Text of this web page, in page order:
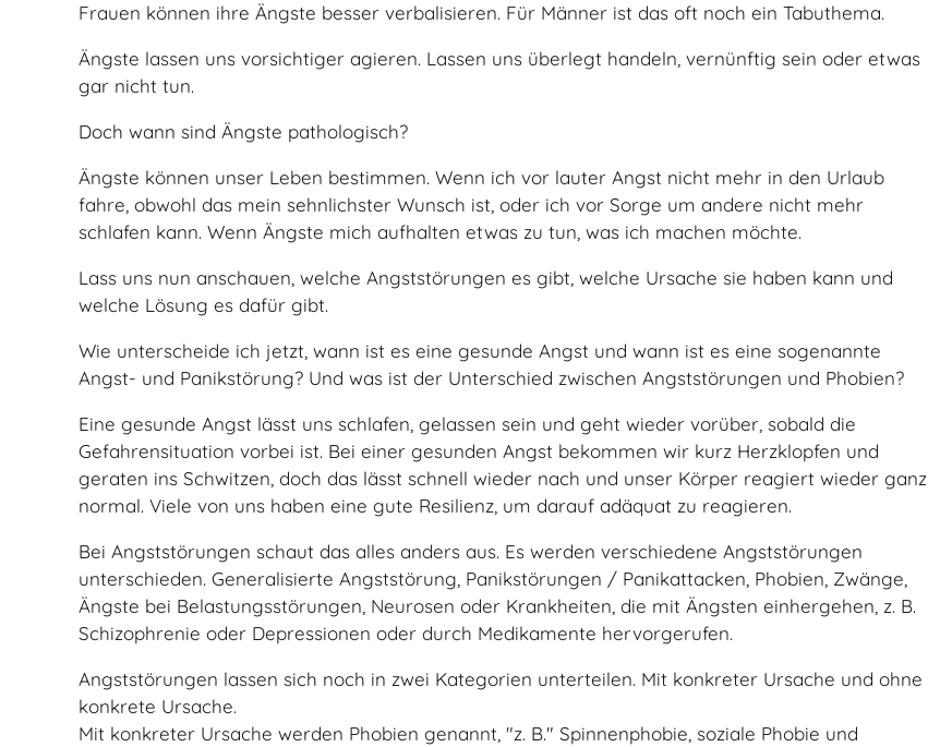
Frauen können ihre Ängste besser verbalisieren. Für Männer ist das oft noch ein Tabuthema.
Ängste lassen uns vorsichtiger agieren. Lassen uns überlegt handeln, vernünftig sein oder etwas
gar nicht tun.
Doch wann sind Ängste pathologisch?
Ängste können unser Leben bestimmen. Wenn ich vor lauter Angst nicht mehr in den Urlaub
fahre, obwohl das mein sehnlichster Wunsch ist, oder ich vor Sorge um andere nicht mehr
schlafen kann. Wenn Ängste mich aufhalten etwas zu tun, was ich machen möchte.
Lass uns nun anschauen, welche Angststörungen es gibt, welche Ursache sie haben kann und
welche Lösung es dafür gibt.
Wie unterscheide ich jetzt, wann ist es eine gesunde Angst und wann ist es eine sogenannte
Angst- und Panikstörung? Und was ist der Unterschied zwischen Angststörungen und Phobien?
Eine gesunde Angst lässt uns schlafen, gelassen sein und geht wieder vorüber, sobald die
Gefahrensituation vorbei ist. Bei einer gesunden Angst bekommen wir kurz Herzklopfen und
geraten ins Schwitzen, doch das lässt schnell wieder nach und unser Körper reagiert wieder ganz
normal. Viele von uns haben eine gute Resilienz, um darauf adäquat zu reagieren.
Bei Angststörungen schaut das alles anders aus. Es werden verschiedene Angststörungen
unterschieden. Generalisierte Angststörung, Panikstörungen / Panikattacken, Phobien, Zwänge,
Ängste bei Belastungsstörungen, Neurosen oder Krankheiten, die mit Ängsten einhergehen, z. B.
Schizophrenie oder Depressionen oder durch Medikamente hervorgerufen.
Angststörungen lassen sich noch in zwei Kategorien unterteilen. Mit konkreter Ursache und ohne
konkrete Ursache.
Mit konkreter Ursache werden Phobien genannt, "z. B." Spinnenphobie, soziale Phobie und